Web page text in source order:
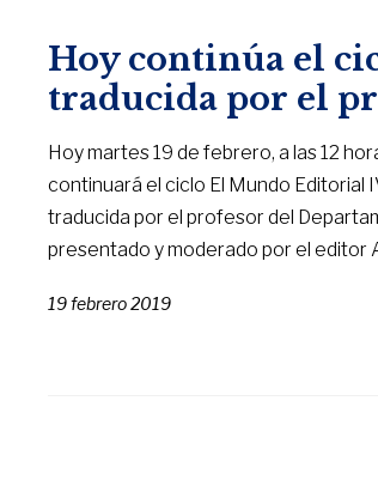
Hoy continúa el
traducida por el
Hoy martes 19 de febrero, a las 12
continuará el ciclo El Mundo Editorial
traducida por el profesor del
presentado y moderado por el editor
19 febrero 2019